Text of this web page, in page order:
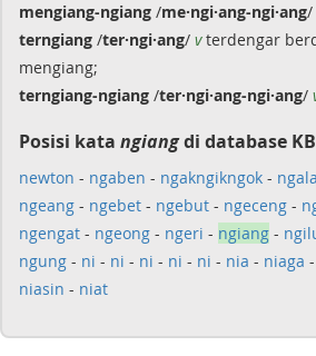
mengiang-ngiang /me·ngi·ang-ngi·ang/
terngiang /ter·ngi·ang/ vterdengar
mengiang;
terngiang-ngiang /ter·ngi·ang-ngi·ang/
Posisi kata ngiangdi database
newton - ngaben - ngakngikngok -
ngeang - ngebet - ngebut - ngeceng -
ngengat - ngeong - ngeri - ngiang -
ngung - ni - ni - ni - ni - ni - nia - niaga -
niasin - niat